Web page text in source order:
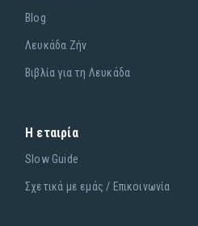
Blog
Λευκάδα Ζήν
Βιβλία για τη Λευκάδα
Η εταιρία
Slow Guide
Σχετικά με εμάς / Επικοινωνία